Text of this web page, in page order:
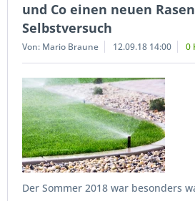
und Co einen neuen
Selbstversuch
Von: Mario Braune 12.09.18 14:00 0
Der Sommer 2018 war besonders